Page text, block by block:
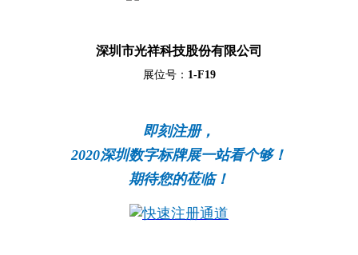
深圳市光祥科技股份有限公司
展位号： 1-F19
即刻注册，
2020深圳数字标牌展一站看个够！
期待您的莅临！